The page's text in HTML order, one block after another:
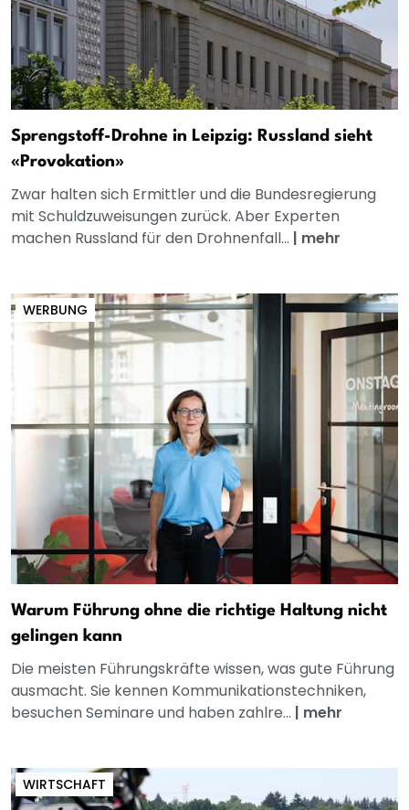
Sprengstoff-Drohne in Leipzig: Russland sieht
«Provokation»
Zwar halten sich Ermittler und die Bundesregierung
mit Schuldzuweisungen zurück. Aber Experten
machen Russland für den Drohnenfall... | mehr
WERBUNG
Warum Führung ohne die richtige Haltung nicht
gelingen kann
Die meisten Führungskräfte wissen, was gute Führung
ausmacht. Sie kennen Kommunikationstechniken,
besuchen Seminare und haben zahlre... | mehr
WIRTSCHAFT